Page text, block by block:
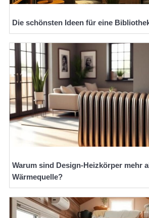
Die schönsten Ideen für eine
Warum sind Design-Heizkörper mehr
Wärmequelle?